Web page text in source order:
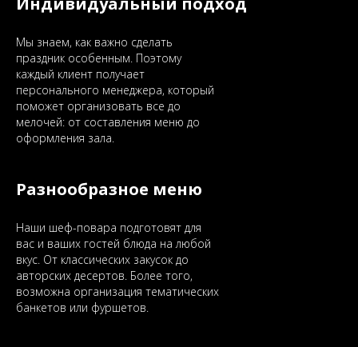
Мы знаем, как важно сделать
праздник особенным. Поэтому
каждый клиент получает
персонального менеджера, который
поможет организовать все до
мелочей: от составления меню до
оформления зала.
Разнообразное меню
Наши шеф-повара подготовят для
вас и ваших гостей блюда на любой
вкус. От классических закусок до
авторских десертов. Более того,
возможна организация тематических
банкетов или фуршетов.